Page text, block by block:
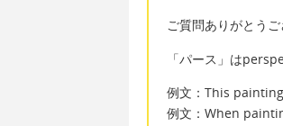
ご質問ありがとうご
「パース」は
例文：This
例文：When